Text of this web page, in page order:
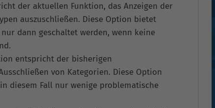
der aktuellen Funktion, das Anzeigen der
auszuschließen. Diese Option bietet
dann geschaltet werden, wenn keine
entspricht der bisherigen
von Kategorien. Diese Option
diesem Fall nur wenige problematische